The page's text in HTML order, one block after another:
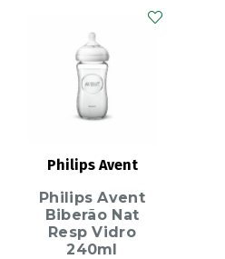
Philips Avent
Philips Avent
Biberão Nat
Resp Vidro
240ml